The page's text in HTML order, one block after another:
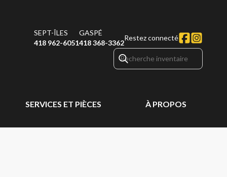
SEPT-ÎLES
418 962-6051
GASPÉ
418 368-3362
Restez connecté
SERVICES ET PIÈCES À PROPOS